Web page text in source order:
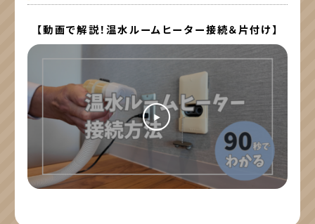
【動画で解説！温水ルームヒーター接続＆片付け】